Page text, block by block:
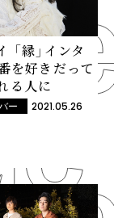
「縁」インタ
番を好きだって
る人に
ー 2021.05.26